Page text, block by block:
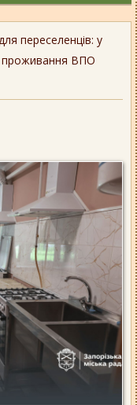
переселенців: у
проживання ВПО